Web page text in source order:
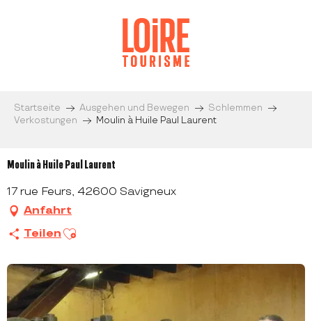
Startseite Ausgehen und Bewegen
Schlemmen
Verkostungen
Moulin à Huile Paul Laurent
Moulin à Huile Paul Laurent
17 rue Feurs, 42600 Savigneux
Anfahrt
Teilen Ajouter aux favoris